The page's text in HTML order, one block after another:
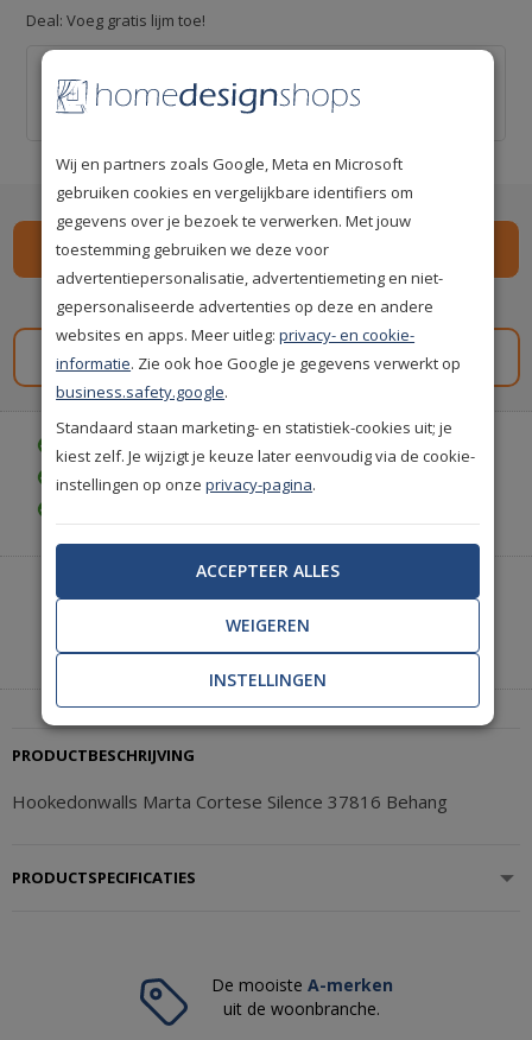
Deal: Voeg gratis lijm toe!
Kant-en-klaar
€ 0,00
Spaar59premium punten i
Gratis staal aanvragen
Gratis bezorgd vanaf € 35,-
Gratis retourneren (30 dagen)
Neem contact met ons op.
+31(0)85 888 3671 | Start met chatten
PRODUCTBESCHRIJVING
Hookedonwalls Marta Cortese Silence 37816 Behang
PRODUCTSPECIFICATIES
De mooiste A-merken
uit de woonbranche.
Wij en partners zoals Google, Meta en Microsoft
gebruiken cookies en vergelijkbare identifiers om
gegevens over je bezoek te verwerken. Met jouw
toestemming gebruiken we deze voor
advertentiepersonalisatie, advertentiemeting en niet-
gepersonaliseerde advertenties op deze en andere
websites en apps. Meer uitleg:privacy- en cookie-
informatie. Zie ook hoe Google je gegevens verwerkt op
business.safety.google.
Standaard staan marketing- en statistiek-cookies uit; je
kiest zelf. Je wijzigt je keuze later eenvoudig via de cookie-
instellingen op onzeprivacy-pagina.
ACCEPTEER ALLES
WEIGEREN
INSTELLINGEN